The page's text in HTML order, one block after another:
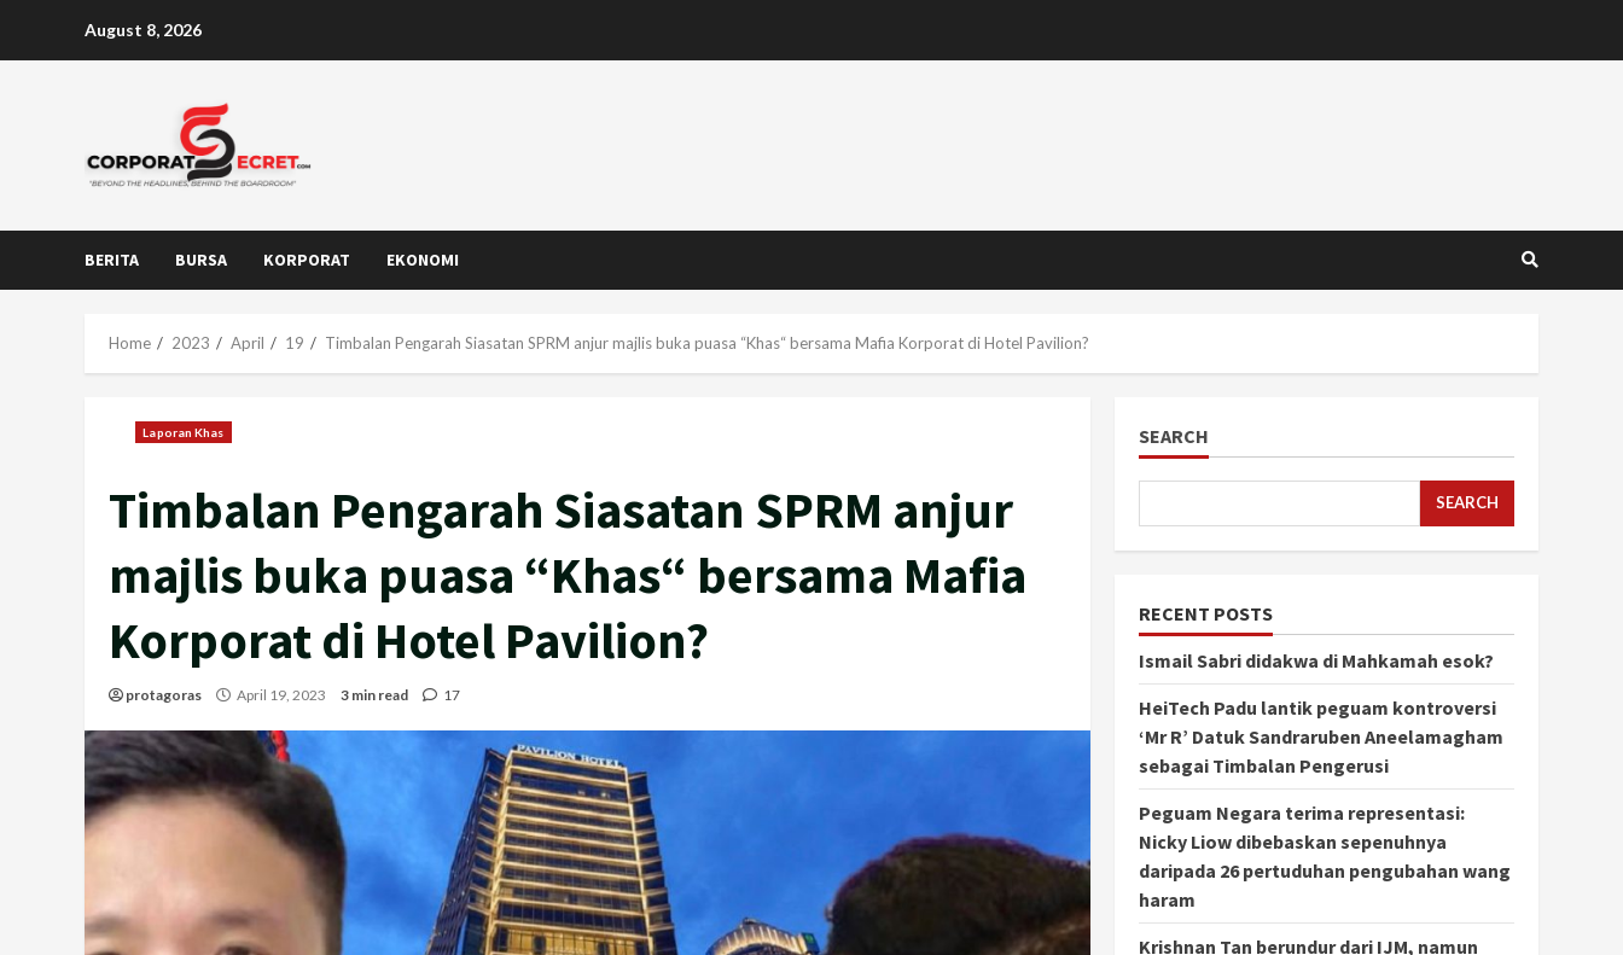
August 8, 2026
BERITA BURSA KORPORAT EKONOMI
Home 2023 April 19 Timbalan Pengarah Siasatan SPRM anjur majlis buka puasa “Khas“ bersama Mafia Korporat di Hotel Pavilion?
Laporan Khas
Timbalan Pengarah Siasatan SPRM anjur
majlis buka puasa “Khas“ bersama Mafia
Korporat di Hotel Pavilion?
protagoras April 19, 2023 3 min read 17
SEARCH
SEARCH
RECENT POSTS
Ismail Sabri didakwa di Mahkamah esok?
HeiTech Padu lantik peguam kontroversi
‘Mr R’ Datuk Sandraruben Aneelamagham
sebagai Timbalan Pengerusi
Peguam Negara terima representasi:
Nicky Liow dibebaskan sepenuhnya
daripada 26 pertuduhan pengubahan wang
haram
Krishnan Tan berundur dari IJM, namun